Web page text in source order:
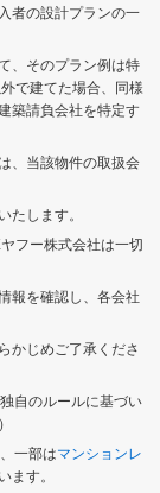
者の設計プランの一
、そのプラン例は特
で建てた場合、同様
築請負会社を特定す
、当該物件の取扱会
します。
フー株式会社は一切
報を確認し、各会社
かじめご了承くださ
自のルールに基づい
一部はマンションレ
す。